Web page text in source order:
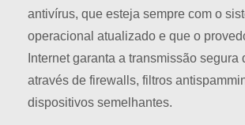
antivírus, que esteja sempre com o
operacional atualizado e que o
Internet garanta a transmissão segura
através de firewalls, filtros
dispositivos semelhantes.